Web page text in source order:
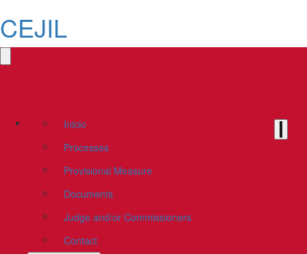
CEJIL
Inicio
Processes
Provisional Measure
Documents
Judge and/or Commissioners
Contact